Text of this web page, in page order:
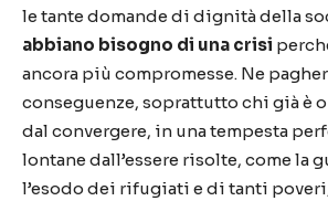
le tante domande di dignità della
abbiano bisogno di una crisi
ancora più compromesse. Ne
conseguenze, soprattutto chi già è
dal convergere, in una tempesta
lontane dall’essere risolte, come la
l’esodo dei rifugiati e di tanti